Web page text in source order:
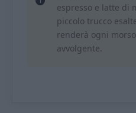
espresso e latte di
piccolo trucco
renderà ogni
avvolgente.